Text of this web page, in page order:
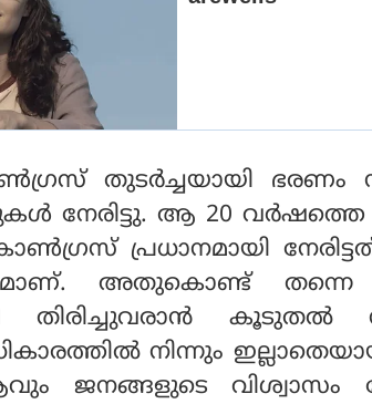
തുടര്‍ച്ചയായി ഭരണം
നേരിട്ടു. ആ 20 വര്‍ഷത്തെ
പ്രധാനമായി
അതുകൊണ്ട് തന്നെ
തിരിച്ചുവരാന്‍ കൂടുതല്‍
നിന്നും
ജനങ്ങളുടെ വിശ്വാസം